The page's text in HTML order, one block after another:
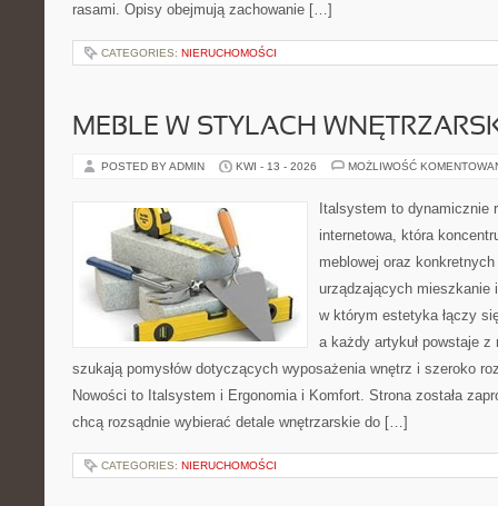
rasami. Opisy obejmują zachowanie […]
CATEGORIES: NIERUCHOMOŚCI
MEBLE W STYLACH
POSTED BY ADMIN KWI - 13 - 2026 MOŻLIWOŚĆ
Italsystem to dynamicznie
internetowa, która
meblowej oraz
urządzających mieszkanie
w którym estetyka łączy
a każdy artykuł powstaje
szukają pomysłów dotyczących wyposażenia wnętrz i szeroko
Nowości to Italsystem i Ergonomia i Komfort. Strona została
chcą rozsądnie wybierać detale wnętrzarskie do […]
CATEGORIES: NIERUCHOMOŚCI